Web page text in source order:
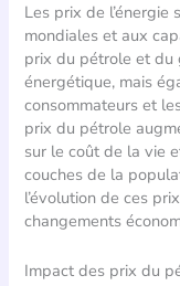
Les prix de
mondiales et aux
prix du pétrole et du
énergétique, mais
consommateurs et
prix du pétrole
sur le coût de la vie
couches de la
l’évolution de ces
changements
Impact des prix du